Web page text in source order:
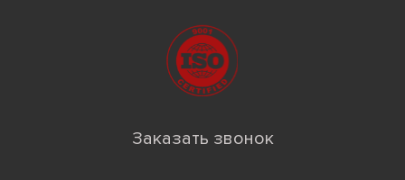
Заказать звонок